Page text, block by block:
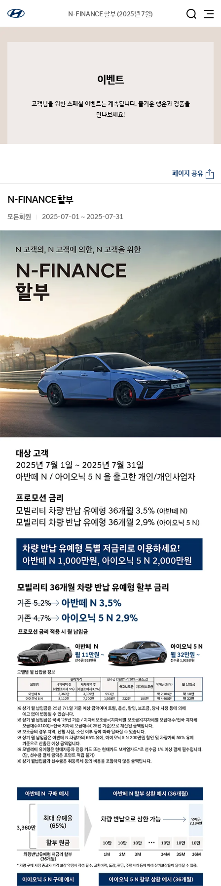
N-FINANCE 할부 (2025년 7월)
이벤트
고객님을 위한 스페셜 이벤트는 계속됩니다. 즐거운 행운과 경품을
만나보세요!
N-FINANCE 할부
모든회원 2025-07-01 ~ 2025-07-31
페이지 공유